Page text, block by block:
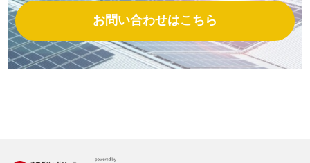
お問い合わせはこちら